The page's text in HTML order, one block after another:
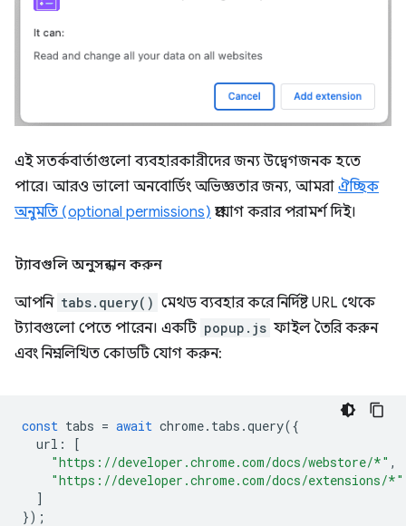
এই সতর্কবার্তাগুলো ব্যবহারকারীদের জন্য উদ্বেগজনক হতে
পারে। আরও ভালো অনবোর্ডিং অভিজ্ঞতার জন্য, আমরা ঐচ্ছিক
অনুমতি (optional permissions) প্রয়োগ করার পরামর্শ দিই।
ট্যাবগুলি অনুসন্ধান করুন
আপনি tabs.query() মেথড ব্যবহার করে নির্দিষ্ট URL থেকে
ট্যাবগুলো পেতে পারেন। একটি popup.js ফাইল তৈরি করুন
এবং নিম্নলিখিত কোডটি যোগ করুন:
const tabs = await chrome. tabs .query({
url :
[
"https://developer.chrome.com/docs/webstore/*" ,
"https://developer.chrome.com/docs/extensions/*"
]
});